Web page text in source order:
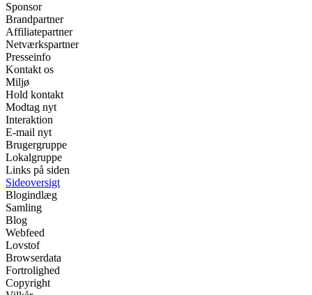
Sponsor
Brandpartner
Affiliatepartner
Netværkspartner
Presseinfo
Kontakt os
Miljø
Hold kontakt
Modtag nyt
Interaktion
E-mail nyt
Brugergruppe
Lokalgruppe
Links på siden
Sideoversigt
Blogindlæg
Samling
Blog
Webfeed
Lovstof
Browserdata
Fortrolighed
Copyright